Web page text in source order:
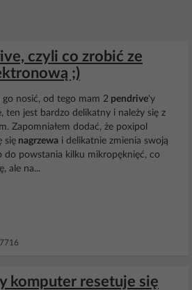
czyli co zrobić ze
;)
go nosić, od tego mam 2 pendrive'y
ten jest bardzo delikatny i należy się z
Zapomniałem dodać, że poxipol
się nagrzewa i delikatnie zmienia swoją
do powstania kilku mikropęknięć, co
ale na...
komputer resetuje się